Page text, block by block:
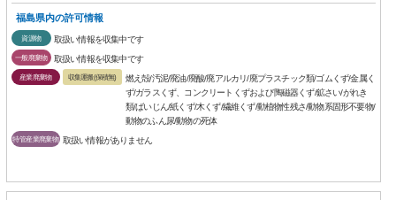
福島県内の許可情報
資源物 取扱い情報を収集中です
一般廃棄物 取扱い情報を収集中です
産業廃棄物 収集運搬(保積無)
燃え殻/汚泥/廃油/廃酸/廃アルカリ/廃プラスチック類/ゴムくず/金属く
ず/ガラスくず、コンクリートくずおよび陶磁器くず/鉱さい/がれき
類/ばいじん/紙くず/木くず/繊維くず/動植物性残さ/動物系固形不要物/
動物のふん尿/動物の死体
特管産業廃棄物 取扱い情報がありません